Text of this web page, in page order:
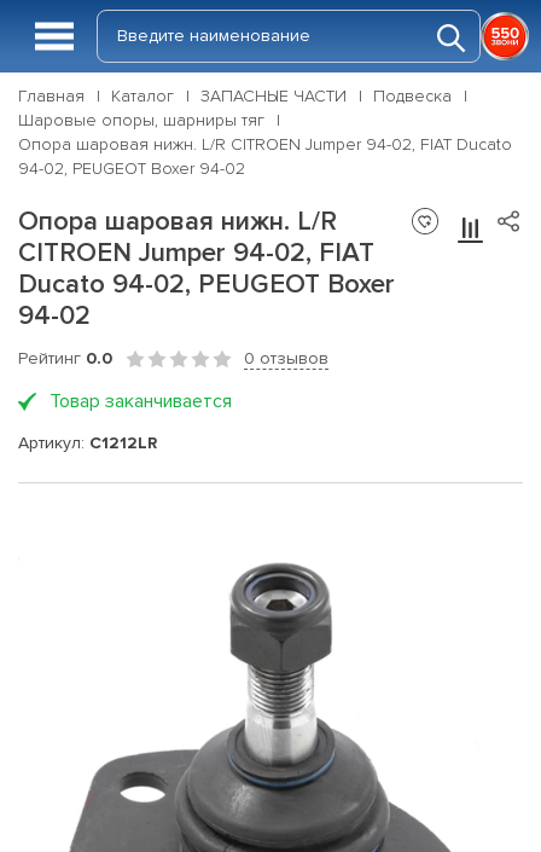
Главная Каталог ЗАПАСНЫЕ ЧАСТИ
Подвеска
Шаровые опоры, шарниры тяг
Опора шаровая нижн. L/R CITROEN Jumper 94-02, FIAT Ducato
94-02, PEUGEOT Boxer 94-02
Опора шаровая нижн. L/R
CITROEN Jumper 94-02, FIAT
Ducato 94-02, PEUGEOT Boxer
94-02
Рейтинг 0.0 0 отзывов
Товар заканчивается
Артикул: C1212LR